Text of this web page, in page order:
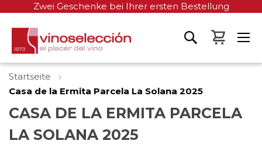
Zwei Geschenke bei Ihrer ersten Bestellung
Mein
Startseite
Casa de la Ermita Parcela La Solana 2025
CASA DE LA ERMITA PARCELA
LA SOLANA 2025